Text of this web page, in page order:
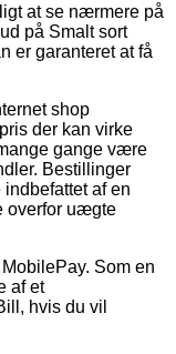
at se nærmere på
på Smalt sort
er garanteret at få
shop
der kan virke
gange være
Bestillinger
af en
overfor uægte
Som en
af et
hvis du vil